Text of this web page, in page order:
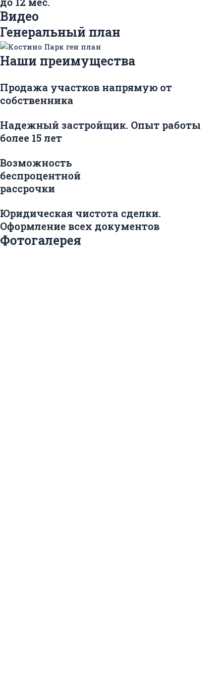
Видео
Генеральный план
Наши преимущества
Продажа участков напрямую от
собственника
Надежный застройщик. Опыт работы
более 15 лет
Возможность
беспроцентной
рассрочки
Юридическая чистота сделки.
Оформление всех документов
Фотогалерея